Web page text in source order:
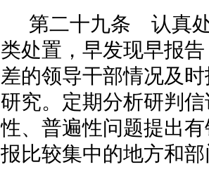
第二十九条 认真
类处置，早发现早报
差的领导干部情况及
研究。定期分析研判
性、普遍性问题提出
报比较集中的地方和